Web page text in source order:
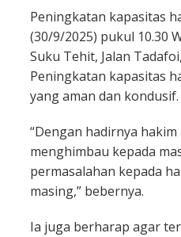
Peningkatan kapasitas
(30/9/2025) pukul 10.30
Suku Tehit, Jalan
Peningkatan kapasitas
yang aman dan kondusif.
“Dengan hadirnya
menghimbau kepada
permasalahan kepada
masing,” bebernya.
Ia juga berharap agar